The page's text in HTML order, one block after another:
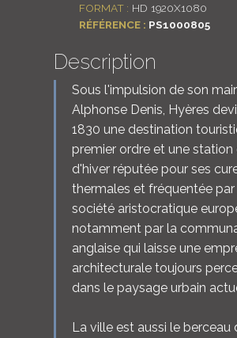
FORMAT : HD 1920X1080
RÉFÉRENCE : PS1000805
Description
Sous l'impulsion de son
Alphonse Denis, Hyères
1830 une destination
premier ordre et une
d'hiver réputée pour ses
thermales et fréquentée
société aristocratique
notamment par la
anglaise qui laisse une
architecturale toujours
dans le paysage urbain
La ville est aussi le berceau